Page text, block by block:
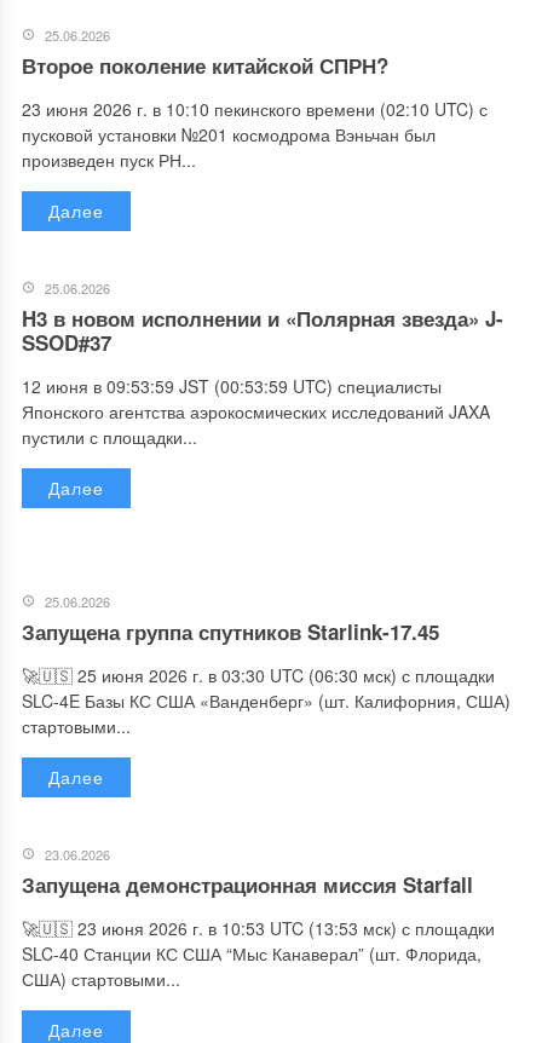
25.06.2026
Второе поколение китайской СПРН?
23 июня 2026 г. в 10:10 пекинского времени (02:10 UTC) с
пусковой установки №201 космодрома Вэньчан был
произведен пуск РН...
Далее
25.06.2026
H3 в новом исполнении и «Полярная звезда» J-
SSOD#37
12 июня в 09:53:59 JST (00:53:59 UTC) специалисты
Японского агентства аэрокосмических исследований JAXA
пустили с площадки...
Далее
25.06.2026
Запущена группа спутников Starlink-17.45
🚀🇺🇸 25 июня 2026 г. в 03:30 UTC (06:30 мск) с площадки
SLC-4E Базы КС США «Ванденберг» (шт. Калифорния, США)
стартовыми...
Далее
23.06.2026
Запущена демонстрационная миссия Starfall
🚀🇺🇸 23 июня 2026 г. в 10:53 UTC (13:53 мск) с площадки
SLC-40 Станции КС США “Мыс Канаверал” (шт. Флорида,
США) стартовыми...
Далее